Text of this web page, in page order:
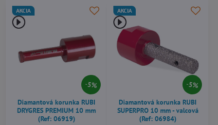
5%
AKCIA
Diamantová korunka RUBI
DRYGRES PREMIUM 10 mm
(Ref: 06919)
5%
AKCIA
Diamantová korunka RUBI
SUPERPRO 10 mm - valcová
(Ref: 06984)